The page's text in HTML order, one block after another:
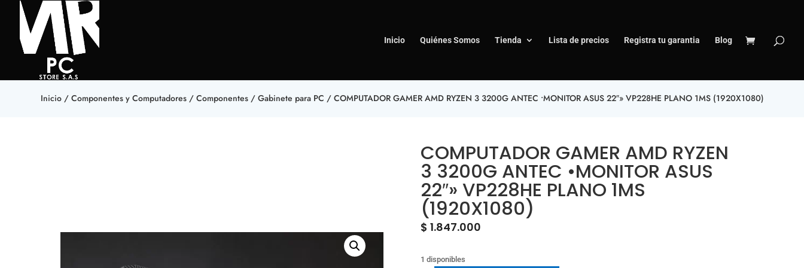
Inicio Quiénes Somos Tienda Lista de precios Registra tu garantia Blog
Inicio/ Componentes y Computadores/ Componentes/ Gabinete para PC / COMPUTADOR GAMER AMD RYZEN 3 3200G ANTEC •MONITOR ASUS 22″» VP228HE PLANO 1MS (1920X1080)
COMPUTADOR GAMER AMD RYZEN
3 3200G ANTEC •MONITOR ASUS
22″» VP228HE PLANO 1MS
(1920X1080)
$ 1.847.000
1 disponibles